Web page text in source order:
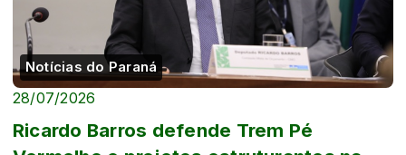
Notícias do Paraná
28/07/2026
Ricardo Barros defende Trem Pé